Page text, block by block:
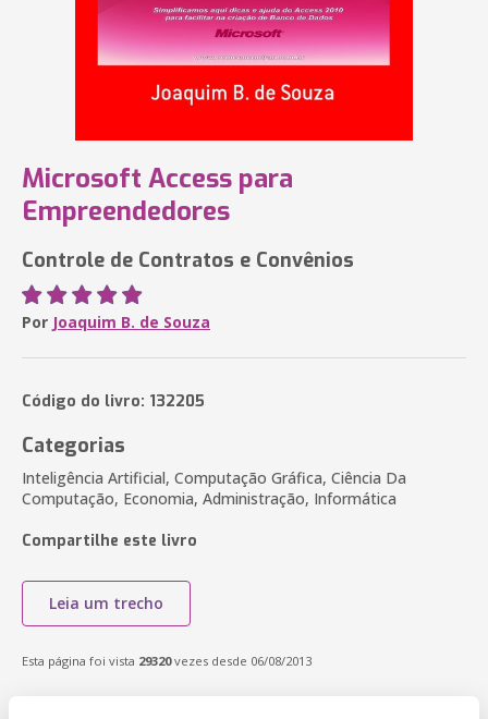
Microsoft Access para
Empreendedores
Controle de Contratos e Convênios
Por Joaquim B. de Souza
Código do livro: 132205
Categorias
Inteligência Artificial, Computação Gráfica, Ciência Da
Computação, Economia, Administração, Informática
Compartilhe este livro
Leia um trecho
Esta página foi vista 29320vezes desde 06/08/2013